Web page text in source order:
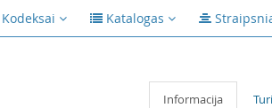
Kodeksai Katalogas
Informacija